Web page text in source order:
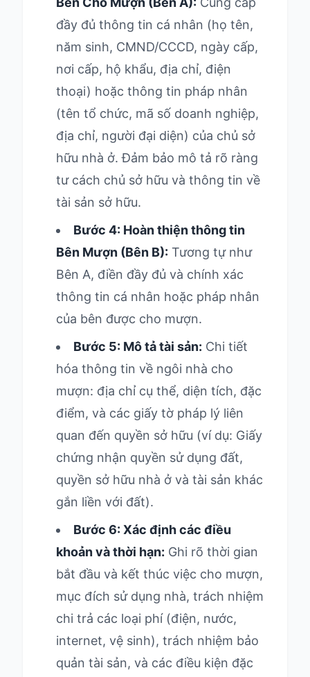
đầy đủ thông tin cá nhân (họ tên,
năm sinh, CMND/CCCD, ngày cấp,
nơi cấp, hộ khẩu, địa chỉ, điện
thoại) hoặc thông tin pháp nhân
(tên tổ chức, mã số doanh nghiệp,
địa chỉ, người đại diện) của chủ sở
hữu nhà ở. Đảm bảo mô tả rõ ràng
tư cách chủ sở hữu và thông tin về
tài sản sở hữu.
Bước 4: Hoàn thiện thông tin
Bên Mượn (Bên B): Tương tự như
Bên A, điền đầy đủ và chính xác
thông tin cá nhân hoặc pháp nhân
của bên được cho mượn.
Bước 5: Mô tả tài sản: Chi tiết
hóa thông tin về ngôi nhà cho
mượn: địa chỉ cụ thể, diện tích, đặc
điểm, và các giấy tờ pháp lý liên
quan đến quyền sở hữu (ví dụ: Giấy
chứng nhận quyền sử dụng đất,
quyền sở hữu nhà ở và tài sản khác
gắn liền với đất).
Bước 6: Xác định các điều
khoản và thời hạn: Ghi rõ thời gian
bắt đầu và kết thúc việc cho mượn,
mục đích sử dụng nhà, trách nhiệm
chi trả các loại phí (điện, nước,
internet, vệ sinh), trách nhiệm bảo
quản tài sản, và các điều kiện đặc